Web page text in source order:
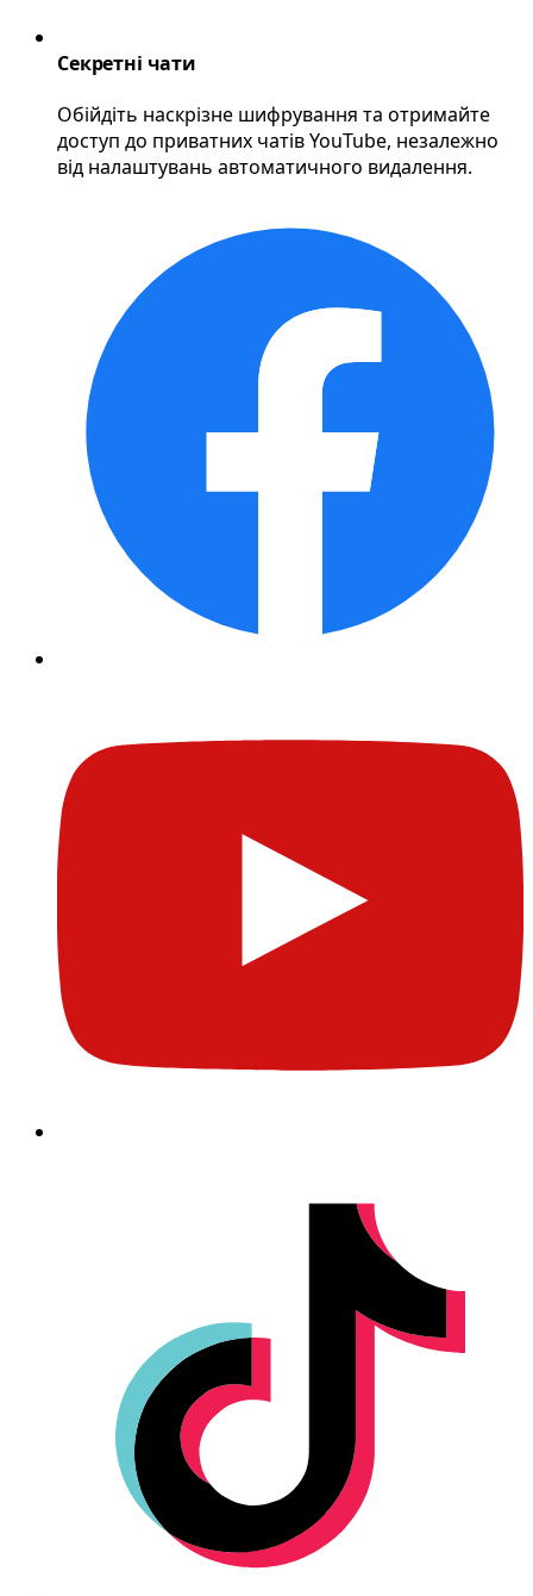
Секретні чати
Обійдіть наскрізне шифрування та отримайте
доступ до приватних чатів YouTube, незалежно
від налаштувань автоматичного видалення.